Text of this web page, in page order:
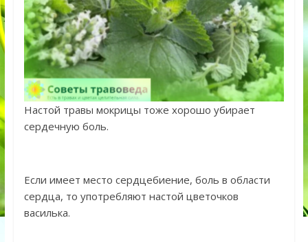
Настой травы мокрицы тоже хорошо убирает
сердечную боль.
Если имеет место сердцебиение, боль в области
сердца, то употребляют настой цветочков
василька.